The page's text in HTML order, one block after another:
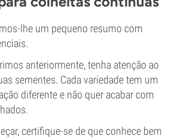
lhe um pequeno resumo com
anteriormente, tenha atenção ao
sementes. Cada variedade tem um
diferente e não quer acabar com
certifique-se de que conhece bem